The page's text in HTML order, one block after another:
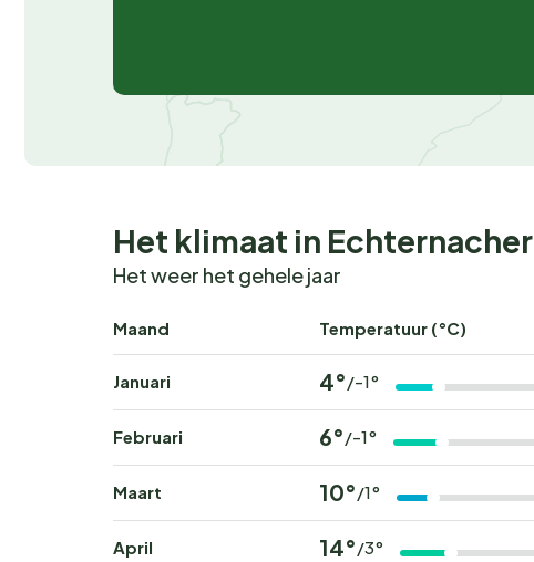
Het klimaat in
Het weer het gehele jaar
Maand Temperatuur (°C)
Januari 4°/-1°
Februari 6°/-1°
Maart 10°/1°
April 14°/3°